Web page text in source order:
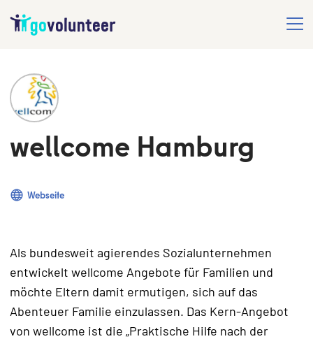
wellcome Hamburg
Webseite
Als bundesweit agierendes Sozialunternehmen
entwickelt wellcome Angebote für Familien und
möchte Eltern damit ermutigen, sich auf das
Abenteuer Familie einzulassen. Das Kern-Angebot
von wellcome ist die „Praktische Hilfe nach der